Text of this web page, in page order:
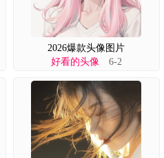
2026爆款头像图片
好看的头像6-2